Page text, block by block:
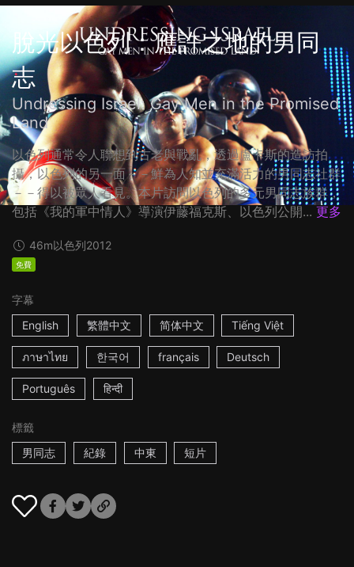
脫光以色列：應許之地的男同
志
Undressing Israel: Gay Men in the Promised
Land
以色列通常令人聯想到古老與戰亂，透過盧卡斯的造訪拍
攝，以色列的另一面－－鮮為人知並充滿活力的男同志社群
－－得以被眾人看見。本片訪問以色列的多元男同志族群，
包括《我的軍中情人》導演伊藤福克斯、以色列公開... 更多
46m以色列2012
免費
字幕
English
繁體中文 简体中文 Tiếng Việt
ภาษาไทย 한국어 français Deutsch
Português हिन्दी
標籤
男同志
紀錄 中東 短片